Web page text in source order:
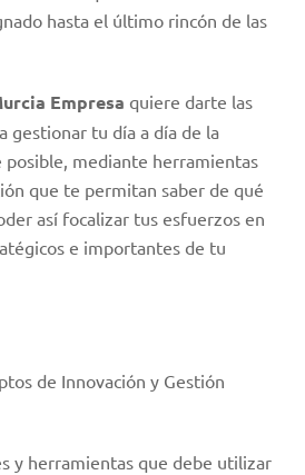
hasta el último rincón de las
Empresa quiere darte las
gestionar tu día a día de la
posible, mediante herramientas
que te permitan saber de qué
así focalizar tus esfuerzos en
e importantes de tu
de Innovación y Gestión
y herramientas que debe utilizar